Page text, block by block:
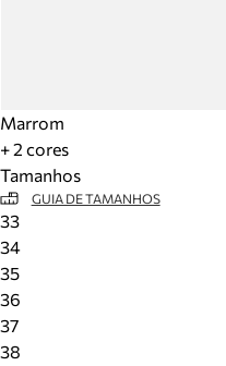
Marrom
+ 2 cores
Tamanhos
GUIA DE TAMANHOS
33
34
35
36
37
38